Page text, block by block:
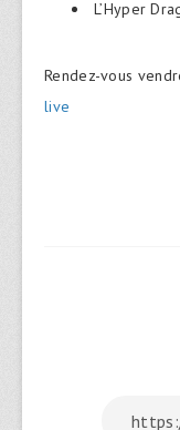
L’Hyper
Rendez-vous
live